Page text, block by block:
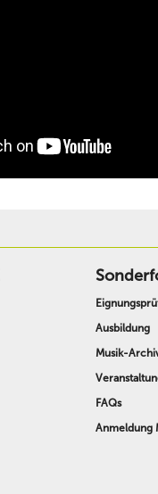
Ausbildung
Musik-
FAQs
Anmeldung